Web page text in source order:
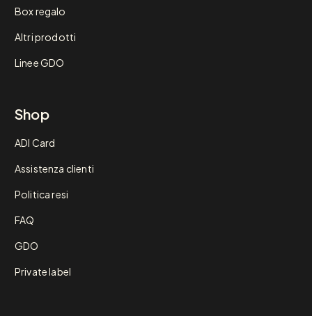
Box regalo
Altri prodotti
Linee GDO
Shop
ADI Card
Assistenza clienti
Politica resi
FAQ
GDO
Private label